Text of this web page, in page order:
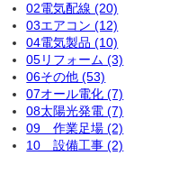
02電気配線 (20)
03エアコン (12)
04電気製品 (10)
05リフォーム (3)
06その他 (53)
07オール電化 (7)
08太陽光発電 (7)
09 作業足場 (2)
10 設備工事 (2)